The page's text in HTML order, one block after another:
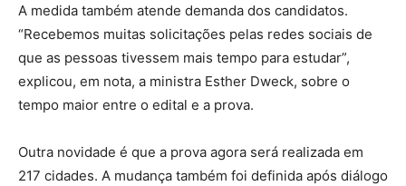
A medida também atende demanda dos candidatos.
“Recebemos muitas solicitações pelas redes sociais de
que as pessoas tivessem mais tempo para estudar”,
explicou, em nota, a ministra Esther Dweck, sobre o
tempo maior entre o edital e a prova.
Outra novidade é que a prova agora será realizada em
217 cidades. A mudança também foi definida após diálogo